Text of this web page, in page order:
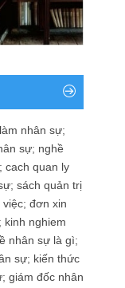
làm nhân sự;
sự; nghề
; cach quan ly
; sách quản trị
việc; đơn xin
; kinh nghiem
nhân sự là gì;
sự; kiến thức
; giám đốc nhân